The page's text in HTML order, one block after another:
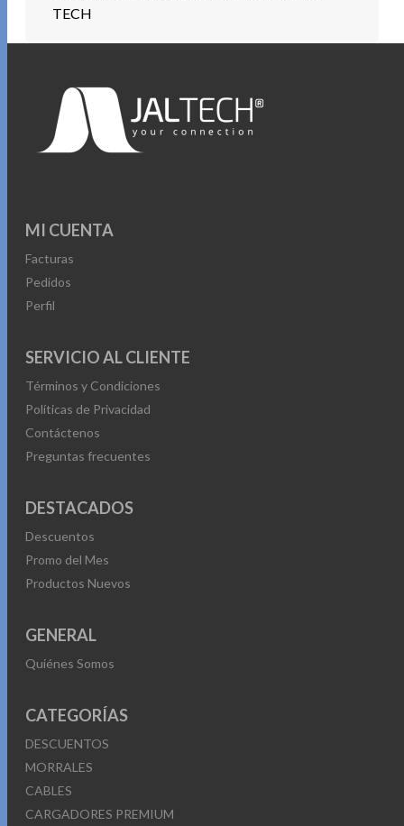
TECH
MI CUENTA
Facturas
Pedidos
Perfil
SERVICIO AL CLIENTE
Términos y Condiciones
Políticas de Privacidad
Contáctenos
Preguntas frecuentes
DESTACADOS
Descuentos
Promo del Mes
Productos Nuevos
GENERAL
Quiénes Somos
CATEGORÍAS
DESCUENTOS
MORRALES
CABLES
CARGADORES PREMIUM